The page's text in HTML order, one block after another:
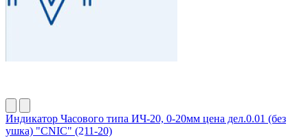
Индикатор Часового типа ИЧ-20, 0-20мм цена дел.0.01 (без
ушка) "CNIC" (211-20)